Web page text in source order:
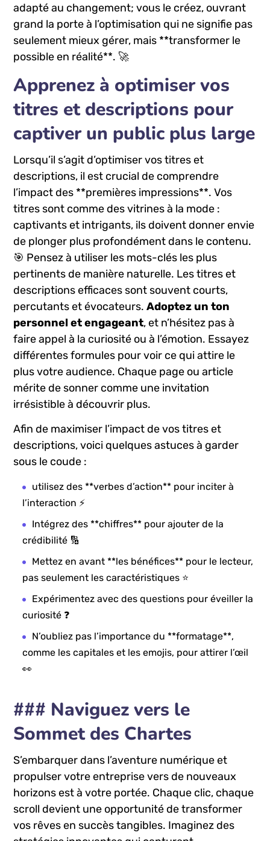
adapté au changement; vous le‌ créez, ouvrant
grand la porte à l’optimisation qui ne signifie pas
⁤seulement mieux ‍gérer, mais **transformer le
possible ‌en‍ réalité**. 🚀
Apprenez⁤ à optimiser vos
titres ‍et ​descriptions pour
captiver un ⁢public plus large
Lorsqu’il s’agit d’optimiser vos titres et
descriptions, il est crucial de comprendre
l’impact des **premières impressions**.⁣ Vos
titres sont⁢ comme des⁢ vitrines à la mode :
captivants et intrigants, ils doivent donner envie
de plonger plus profondément dans ‌le⁣ contenu.
🎯 Pensez à utiliser les mots-clés les plus
pertinents de ​manière naturelle. Les titres et
descriptions ⁢efficaces sont souvent courts,
percutants et évocateurs.Adoptez un ton‌
personnel et engageant, et n’hésitez pas à
⁣faire appel à⁣ la‌ curiosité ou à l’émotion. Essayez⁢
différentes formules ⁣pour voir ce qui attire le
plus votre audience. Chaque page ou ⁢article
mérite de ⁢sonner comme une invitation
irrésistible à découvrir plus.
Afin de maximiser l’impact de vos titres et
descriptions, voici quelques astuces à garder
sous le coude :
utilisez des⁤ **verbes d’action** pour inciter‍ à
l’interaction ⚡
Intégrez⁢ des **chiffres** pour ajouter⁣ de la
crédibilité ​🔢
Mettez en avant **les bénéfices** pour le lecteur,
pas⁢ seulement les caractéristiques ⭐
Expérimentez avec des questions pour ⁣éveiller la
curiosité ❓
N’oubliez pas l’importance du **formatage**,
comme les​ capitales et les emojis, pour attirer l’œil
👀
### Naviguez vers le ​
Sommet des Chartes
S’embarquer‌ dans l’aventure numérique et
propulser votre entreprise vers de nouveaux
horizons est à votre portée. Chaque clic, chaque
⁣scroll devient une opportunité ​de transformer
vos rêves ⁤en succès tangibles.​ Imaginez des